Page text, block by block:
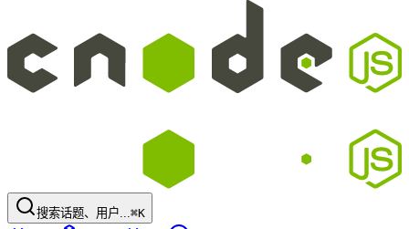
搜索话题、用户...⌘K